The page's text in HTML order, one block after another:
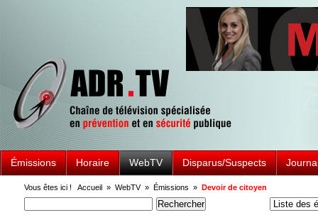
Émissions Horaire WebTV Disparus/Suspects
Vous êtes ici ! Accueil » WebTV» Émissions » Devoir de citoyen